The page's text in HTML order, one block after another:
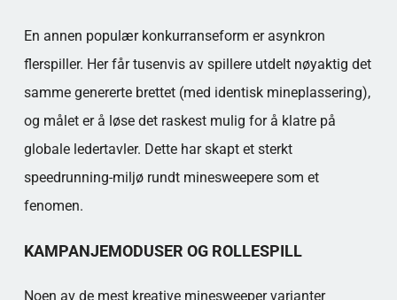
En annen populær konkurranseform er asynkron
flerspiller. Her får tusenvis av spillere utdelt nøyaktig det
samme genererte brettet (med identisk mineplassering),
og målet er å løse det raskest mulig for å klatre på
globale ledertavler. Dette har skapt et sterkt
speedrunning-miljø rundt minesweepere som et
fenomen.
KAMPANJEMODUSER OG ROLLESPILL
Noen av de mest kreative minesweeper varianter